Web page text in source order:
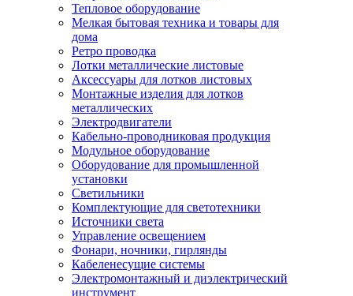
Тепловое оборудование
Мелкая бытовая техника и товары для
дома
Ретро проводка
Лотки металлические листовые
Аксессуары для лотков листовых
Монтажные изделия для лотков
металлических
Электродвигатели
Кабельно-проводниковая продукция
Модульное оборудование
Оборудование для промышленной
установки
Светильники
Комплектующие для светотехники
Источники света
Управление освещением
Фонари, ночники, гирлянды
Кабеленесущие системы
Электромонтажный и диэлектрический
инструмент